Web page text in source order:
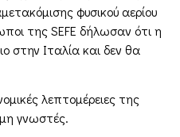
φυσικού αερίου
της SEFE δήλωσαν ότι η
στην Ιταλία και δεν θα
λεπτομέρειες της
γνωστές.